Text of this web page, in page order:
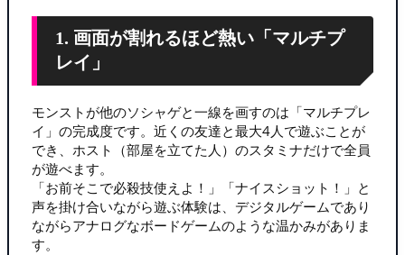
1. 画面が割れるほど熱い「マルチプ
レイ」
モンストが他のソシャゲと一線を画すのは「マルチプレ
イ」の完成度です。近くの友達と最大4人で遊ぶことが
でき、ホスト（部屋を立てた人）のスタミナだけで全員
が遊べます。
「お前そこで必殺技使えよ！」「ナイスショット！」と
声を掛け合いながら遊ぶ体験は、デジタルゲームであり
ながらアナログなボードゲームのような温かみがありま
す。